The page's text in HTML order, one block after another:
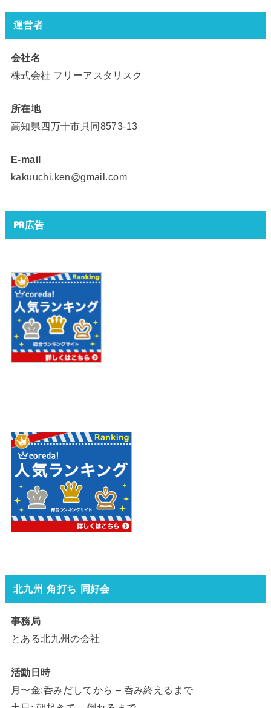
運営者
会社名
株式会社 フリーアスタリスク
所在地
高知県四万十市具同8573-13
E-mail
kakuuchi.ken@gmail.com
PR広告
北九州 角打ち 同好会
事務局
とある北九州の会社
活動日時
月〜金:呑みだしてから – 呑み終えるまで